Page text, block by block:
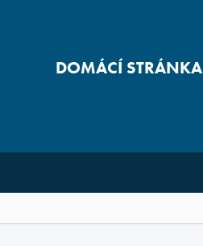
DOMÁCÍ STRÁNKA